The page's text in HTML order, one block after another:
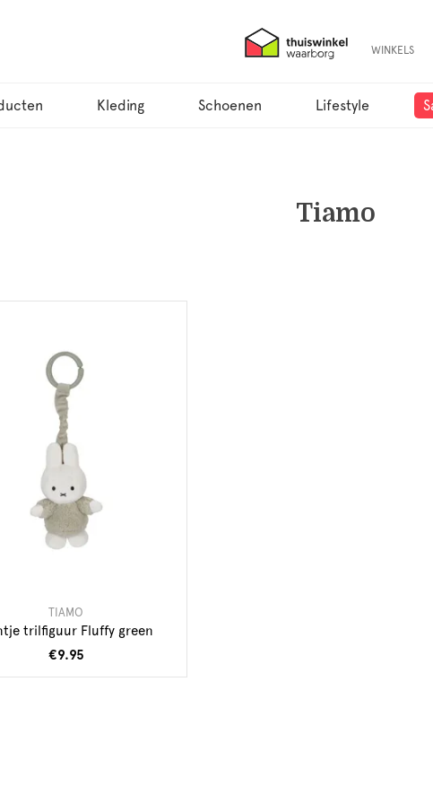
WINKELS
Kleding Schoenen Lifestyle
Tiamo
TIAMO
trilfiguur Fluffy green
€9.95